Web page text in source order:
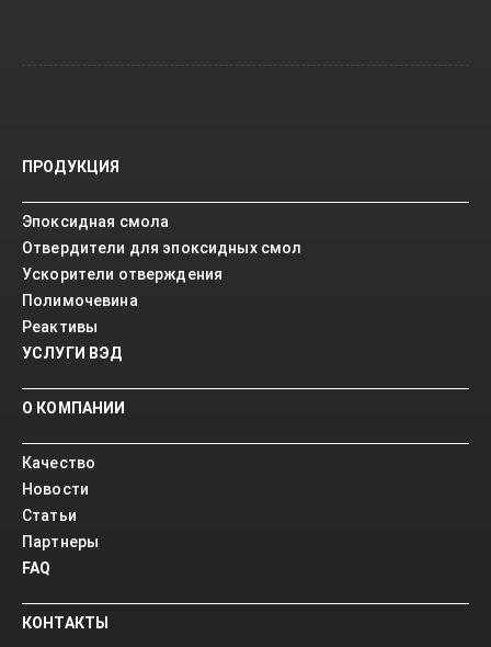
ПРОДУКЦИЯ
Эпоксидная смола
Отвердители для эпоксидных смол
Ускорители отверждения
Полимочевина
Реактивы
УСЛУГИ ВЭД
О КОМПАНИИ
Качество
Новости
Статьи
Партнеры
FAQ
КОНТАКТЫ